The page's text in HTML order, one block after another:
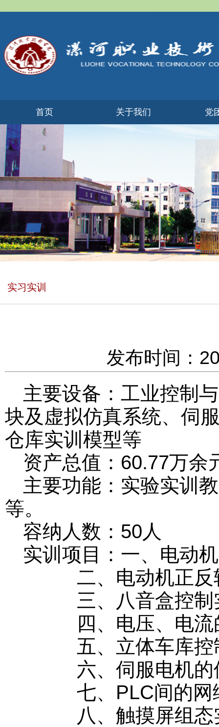
首页 关于我们 党
实习实训
发布时间：
主要设备：工业控制
块及虚拟仿真系统、伺
仓库实训模型等
资产总值：60.77万余
主要功能：实验实训
等。
容纳人数：50人
实训项目：一、电动
二、电动机正反
三、八音盒控制
四、电压、电流
五、立体车库控
六、伺服电机的
七、PLC间的网
八、触摸屏组态